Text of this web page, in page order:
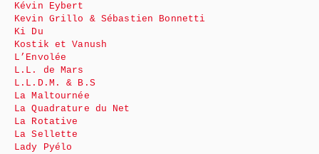
Kévin Eybert
Kevin Grillo & Sébastien Bonnetti
Ki Du
Kostik et Vanush
L’Envolée
L.L. de Mars
L.L.D.M. & B.S
La Maltournée
La Quadrature du Net
La Rotative
La Sellette
Lady Pyélo